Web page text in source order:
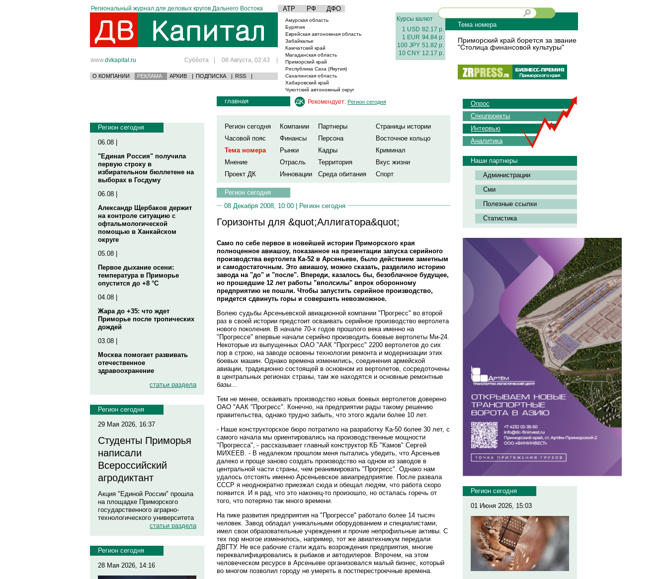
Региональный журнал для деловых кругов Дальнего Востока АТР РФ ДФО
www.dvkapital.ru Суббота | 08 Августа, 02:43 |
О КОМПАНИИ РЕКЛАМА АРХИВ | ПОДПИСКА | RSS |
Амурская область
Бурятия
Еврейская автономная область
Забайкалье
Камчатский край
Магаданская область
Приморский край
Республика Саха (Якутия)
Сахалинская область
Хабаровский край
Чукотский автономный округ
Курсы валют
1 USD 82.17 р.
1 EUR 94.84 р.
100 JPY 51.82 р.
10 CNY 12.17 р.
Тема номера
Приморский край борется за звание
"Столица финансовой культуры"
Регион сегодня
06.08 |
"Единая Россия" получила
первую строку в
избирательном бюллетене на
выборах в Госдуму
06.08 |
Александр Щербаков держит
на контроле ситуацию с
офтальмологической
помощью в Ханкайском
округе
05.08 |
Первое дыхание осени:
температура в Приморье
опустится до +8 °C
04.08 |
Жара до +35: что ждет
Приморье после тропических
дождей
03.08 |
Москва помогает развивать
отечественное
здравоохранение
статьи раздела
Регион сегодня
29 Мая 2026, 16:37
Студенты Приморья
написали
Всероссийский
агродиктант
Акция "Единой России" прошла
на площадке Приморского
государственного аграрно-
технологического университета
статьи раздела
Регион сегодня
28 Мая 2026, 14:16
главная Рекомендует: Регион сегодня
Регион сегодня Компании Партнеры
Страницы истории
Часовой пояс
Финансы Персона
Восточное кольцо
Тема номера
Рынки Кадры
Криминал
Мнение
Отрасль Территория
Вкус жизни
Проект ДК
Инновации Среда обитания Спорт
Регион сегодня
08 Декабря 2008, 10:00 | Регион сегодня
Горизонты для &quot;Аллигатора&quot;
Само по себе первое в новейшей истории Приморского края
полноценное авиашоу, показанное на презентации запуска серийного
производства вертолета Ка-52 в Арсеньеве, было действием заметным
и самодостаточным. Это авиашоу, можно сказать, разделило историю
завода на "до" и "после". Впереди, казалось бы, безоблачное будущее,
но прошедшие 12 лет работы "вполсилы" впрок оборонному
предприятию не пошли. Чтобы запустить серийное производство,
придется сдвинуть горы и совершить невозможное.
Волею судьбы Арсеньевской авиационной компании "Прогресс" во второй
раз в своей истории предстоит осваивать серийное производство вертолета
нового поколения. В начале 70-х годов прошлого века именно на
"Прогрессе" впервые начали серийно производить боевые вертолеты Ми-24.
Некоторые из выпущенных ОАО "ААК "Прогресс" 2200 вертолетов до сих
пор в строю, на заводе освоены технологии ремонта и модернизации этих
боевых машин. Однако времена изменились, соединения армейской
авиации, традиционно состоящей в основном из вертолетов, сосредоточены
в центральных регионах страны, там же находятся и основные ремонтные
базы...
Тем не менее, осваивать производство новых боевых вертолетов доверено
ОАО "ААК "Прогресс". Конечно, на предприятии рады такому решению
правительства, однако трудно забыть, что этого ждали более 10 лет.
- Наше конструкторское бюро потратило на разработку Ка-50 более 30 лет, с
самого начала мы ориентировались на производственные мощности
"Прогресса", - рассказывает главный конструктор КБ "Камов" Сергей
МИХЕЕВ. - В недалеком прошлом меня пытались убедить, что Арсеньев
далеко и проще заново создать производство на одном из заводов в
центральной части страны, чем реанимировать "Прогресс". Однако нам
удалось отстоять именно Арсеньевское авиапредприятие. После развала
СССР я неоднократно приезжал сюда и обещал людям, что работа скоро
появится. И я рад, что это наконец-то произошло, но осталась горечь от
того, что потеряно так много времени.
На пике развития предприятия на "Прогрессе" работало более 14 тысяч
человек. Завод обладал уникальными оборудованием и специалистами,
имел свои образовательные учреждения и прочие непрофильные активы. С
тех пор многое изменилось, например, тот же авиатехникум передали
ДВГТУ. Не все рабочие стали ждать возрождения предприятия, многие
переквалифицировались в рыбаков и автодилеров. Впрочем, на этом
человеческом ресурсе в Арсеньеве организовался малый бизнес, который
во многом позволил городу не умереть в постперестроечные времена.
Опрос
Спецпроекты
Интервью
Аналитика
Наши партнеры
Администрации
Сми
Полезные ссылки
Статистика
Регион сегодня
01 Июня 2026, 15:03